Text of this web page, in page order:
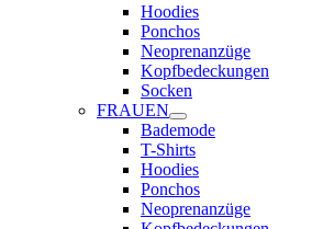
Hoodies
Ponchos
Neoprenanzüge
Kopfbedeckungen
Socken
FRAUEN
Bademode
T-Shirts
Hoodies
Ponchos
Neoprenanzüge